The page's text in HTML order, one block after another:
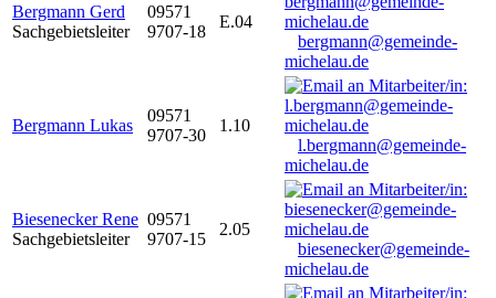
Bergmann Gerd
Sachgebietsleiter
09571
9707-18
E.04
bergmann@gemeinde-
michelau.de
Bergmann Lukas
09571
9707-30
1.10
l.bergmann@gemeinde-
michelau.de
Biesenecker Rene
Sachgebietsleiter
09571
9707-15
2.05
biesenecker@gemeinde-
michelau.de